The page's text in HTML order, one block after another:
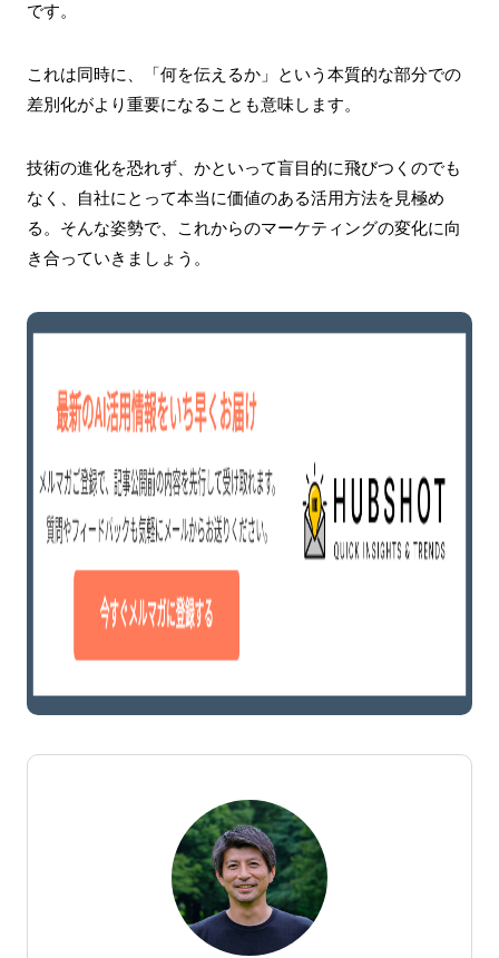
です。
これは同時に、「何を伝えるか」という本質的な部分での
差別化がより重要になることも意味します。
技術の進化を恐れず、かといって盲目的に飛びつくのでも
なく、自社にとって本当に価値のある活用方法を見極め
る。そんな姿勢で、これからのマーケティングの変化に向
き合っていきましょう。